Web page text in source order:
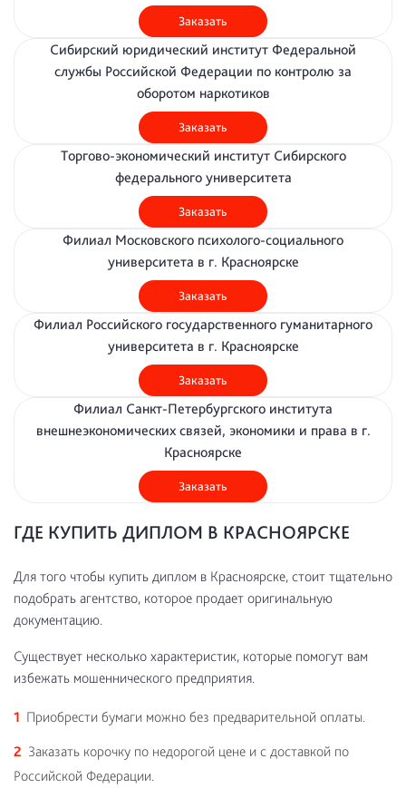
Заказать
Сибирский юридический институт Федеральной
службы Российской Федерации по контролю за
оборотом наркотиков
Заказать
Торгово-экономический институт Сибирского
федерального университета
Заказать
Филиал Московского психолого-социального
университета в г. Красноярске
Заказать
Филиал Российского государственного гуманитарного
университета в г. Красноярске
Заказать
Филиал Санкт-Петербургского института
внешнеэкономических связей, экономики и права в г.
Красноярске
Заказать
ГДЕ КУПИТЬ ДИПЛОМ В КРАСНОЯРСКЕ
Для того чтобы купить диплом в Красноярске, стоит тщательно
подобрать агентство, которое продает оригинальную
документацию.
Существует несколько характеристик, которые помогут вам
избежать мошеннического предприятия.
Приобрести бумаги можно без предварительной оплаты.
Заказать корочку по недорогой цене и с доставкой по
Российской Федерации.